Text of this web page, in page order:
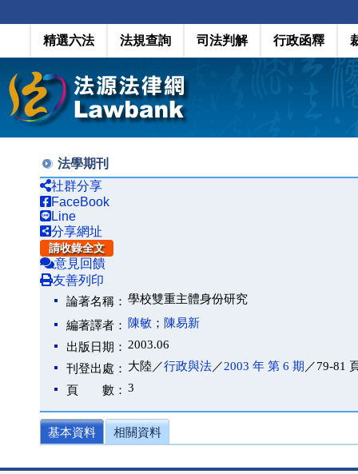
精選六法 法規查詢 司法判解 行政函釋
法學期刊
社群分享
FaceBook
Line
分享網址
請收錄全文
意見回饋
友善列印
論著名稱： 學校雙重主體身份研究
編著譯者： 陳敏 ； 陳易新
出版日期： 2003.06
刊登出處： 大陸／行政與法／2003 年 第 6 期 ／79-81
頁 數： 3
基本資料 相關資料